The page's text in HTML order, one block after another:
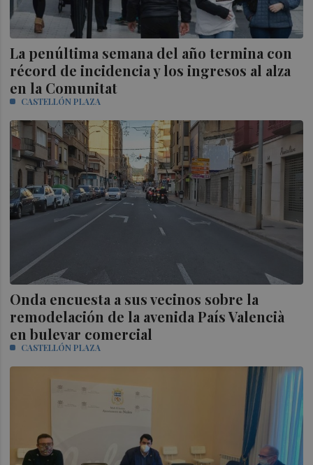
La penúltima semana del año termina con
récord de incidencia y los ingresos al alza
en la Comunitat
CASTELLÓN PLAZA
Onda encuesta a sus vecinos sobre la
remodelación de la avenida País Valencià
en bulevar comercial
CASTELLÓN PLAZA